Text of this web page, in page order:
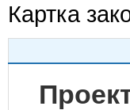
Картка